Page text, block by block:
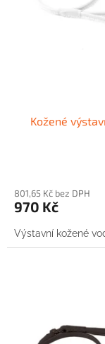
Kožené
801,65 Kč bez DPH
970 Kč
Výstavní kožené